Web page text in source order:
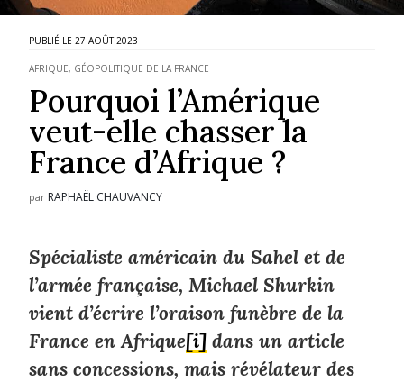
27 AOÛT 2023
AFRIQUE, GÉOPOLITIQUE DE LA FRANCE
Pourquoi l’Amérique
veut-elle chasser la
France d’Afrique ?
par RAPHAËL CHAUVANCY
Spécialiste américain du Sahel et de
l’armée française, Michael Shurkin
vient d’écrire l’oraison funèbre de la
France en Afrique[i] dans un article
sans concessions, mais révélateur des